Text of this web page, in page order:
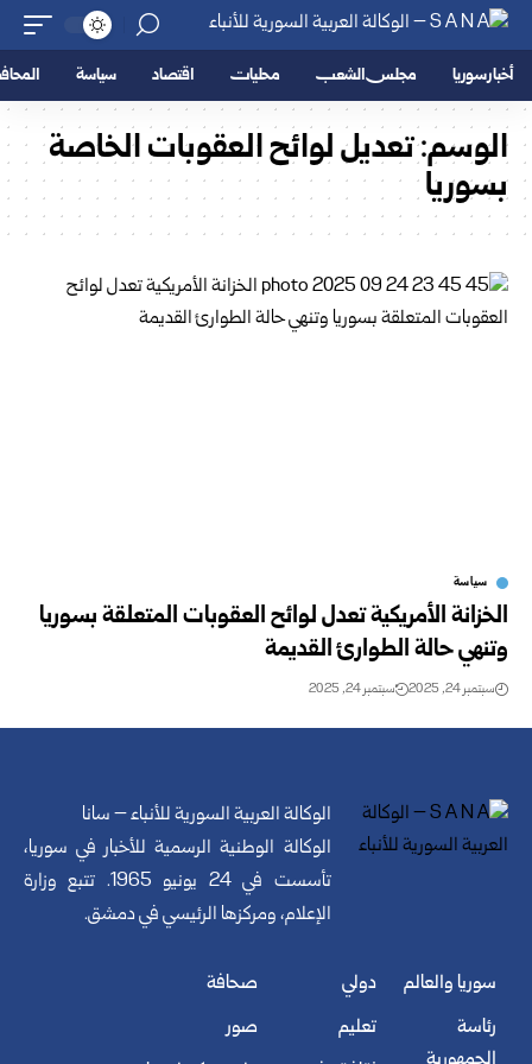
أخبار سوريا مجلس الشعب محليات اقتصاد سياسة
الوسم:تعديل لوائح العقوبات الخاصة
بسوريا
سياسة
الخزانة الأمريكية تعدل لوائح العقوبات المتعلقة بسوريا
وتنهي حالة الطوارئ القديمة
سبتمبر 24, 2025 سبتمبر 24, 2025
الوكالة العربية السورية للأنباء – سانا
الوكالة الوطنية الرسمية للأخبار في سوريا،
تأسست في 24 يونيو 1965. تتبع وزارة
الإعلام، ومركزها الرئيسي في دمشق.
سوريا والعالم
رئاسة
دولي
تعليم
صحافة
صور